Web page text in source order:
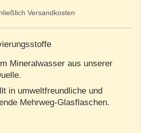
Versandkosten
Mineralwasser aus unserer
in umweltfreundliche und
Mehrweg-Glasflaschen.